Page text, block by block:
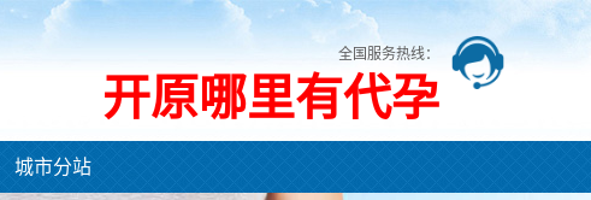
全国服务热线：
开原哪里有代孕
城市分站